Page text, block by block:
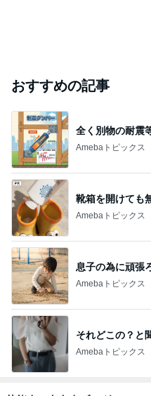
おすすめの記事
全く別物の耐震
Amebaトピックス
靴箱を開けても
Amebaトピックス
息子の為に頑張
Amebaトピックス
それどこの？と
Amebaトピックス